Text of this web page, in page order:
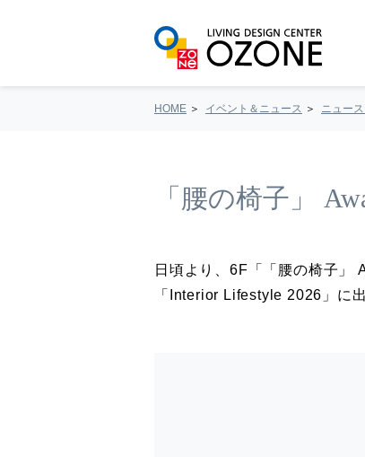
HOME イベント＆ニュース ニュー
「腰の椅子」
日頃より、6F「「腰の椅子」
「Interior Lifestyle 2026」に